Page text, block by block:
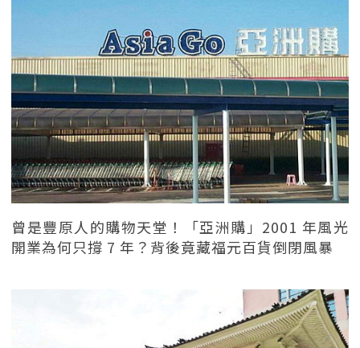
曾是豐原人的購物天堂！「亞洲購」2001 年風光
開業為何只撐 7 年？背後竟藏福元百貨倒閉風暴